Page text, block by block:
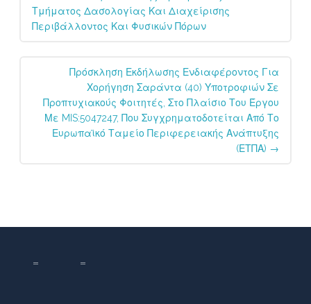
navigation
Τμήματος Δασολογίας Και Διαχείρισης
Περιβάλλοντος Και Φυσικών Πόρων
Πρόσκληση Εκδήλωσης Ενδιαφέροντος Για
Χορήγηση Σαράντα (40) Υποτροφιών Σε
Προπτυχιακούς Φοιτητές, Στο Πλαίσιο Του Έργου
Με MIS:5047247, Που Συγχρηματοδοτείται Από Το
Ευρωπαϊκό Ταμείο Περιφερειακής Ανάπτυξης
(ΕΤΠΑ) →